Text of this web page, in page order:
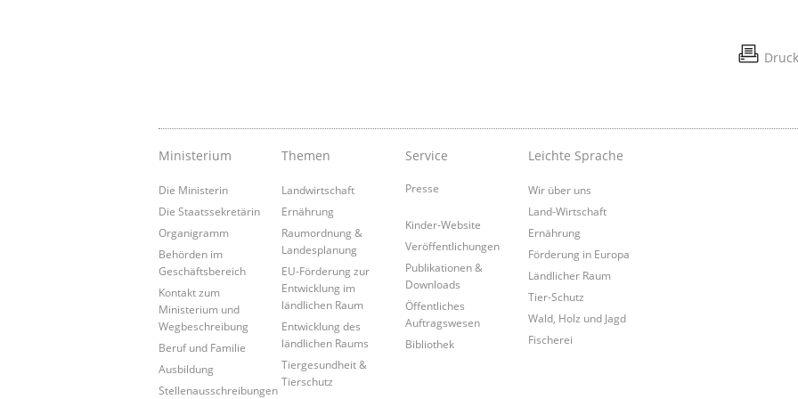
Ministerium
Die Ministerin
Die Staatssekretärin
Organigramm
Behörden im
Geschäftsbereich
Kontakt zum
Ministerium und
Wegbeschreibung
Beruf und Familie
Ausbildung
Stellenausschreibungen
Themen
Landwirtschaft
Ernährung
Raumordnung &
Landesplanung
EU-Förderung zur
Entwicklung im
ländlichen Raum
Entwicklung des
ländlichen Raums
Tiergesundheit &
Tierschutz
Service
Presse
Kinder-Website
Veröffentlichungen
Publikationen &
Downloads
Öffentliches
Auftragswesen
Bibliothek
Leichte Sprache
Wir über uns
Land-Wirtschaft
Ernährung
Förderung in Europa
Ländlicher Raum
Tier-Schutz
Wald, Holz und Jagd
Fischerei